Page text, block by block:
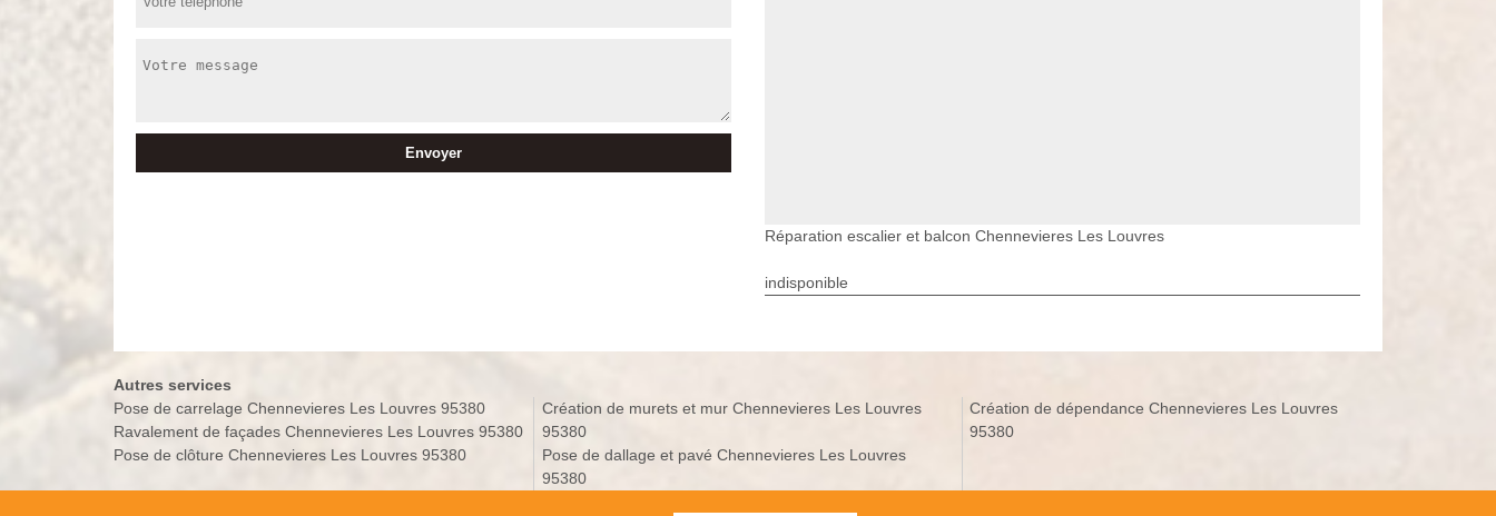
Réparation escalier et balcon Chennevieres Les Louvres
indisponible
Autres services
Pose de carrelage Chennevieres Les Louvres 95380
Ravalement de façades Chennevieres Les Louvres 95380
Pose de clôture Chennevieres Les Louvres 95380
Création de murets et mur Chennevieres Les Louvres
95380
Pose de dallage et pavé Chennevieres Les Louvres
95380
Création de dépendance Chennevieres Les Louvres
95380